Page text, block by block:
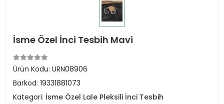
İsme Özel İnci Tesbih Mavi
Ürün Kodu: URN08906
Barkod: 19331881073
Kategori: İsme Özel Lale Pleksili İnci Tesbih